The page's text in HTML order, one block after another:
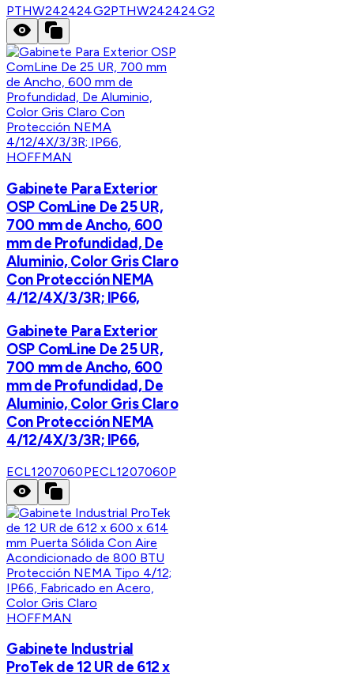
PTHW242424G2PTHW242424G2
HOFFMAN
Gabinete Para Exterior
OSP ComLine De 25 UR,
700 mm de Ancho, 600
mm de Profundidad, De
Aluminio, Color Gris Claro
Con Protección NEMA
4/12/4X/3/3R; IP66,
Gabinete Para Exterior
OSP ComLine De 25 UR,
700 mm de Ancho, 600
mm de Profundidad, De
Aluminio, Color Gris Claro
Con Protección NEMA
4/12/4X/3/3R; IP66,
ECL1207060PECL1207060P
HOFFMAN
Gabinete Industrial
ProTek de 12 UR de 612 x